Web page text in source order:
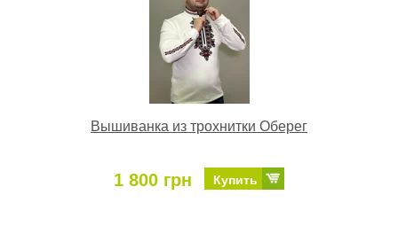
Вышиванка из трохнитки Оберег
1 800 грн Купить